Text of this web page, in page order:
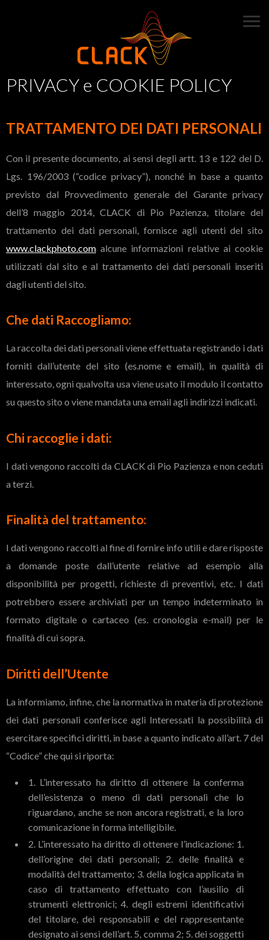
PRIVACY e COOKIE POLICY
TRATTAMENTO DEI DATI PERSONALI
Con il presente documento, ai sensi degli artt. 13 e 122 del D.
Lgs. 196/2003 (“codice privacy”), nonché in base a quanto
previsto dal Provvedimento generale del Garante privacy
dell’8 maggio 2014, CLACK di Pio Pazienza, titolare del
trattamento dei dati personali, fornisce agli utenti del sito
www.clackphoto.com alcune informazioni relative ai cookie
utilizzati dal sito e al trattamento dei dati personali inseriti
dagli utenti del sito.
Che dati Raccogliamo:
La raccolta dei dati personali viene effettuata registrando i dati
forniti dall’utente del sito (es.nome e email), in qualità di
interessato, ogni qualvolta usa viene usato il modulo il contatto
su questo sito o viene mandata una email agli indirizzi indicati.
Chi raccoglie i dati:
I dati vengono raccolti da CLACK di Pio Pazienza e non ceduti
a terzi.
Finalità del trattamento:
I dati vengono raccolti al fine di fornire info utili e dare risposte
a domande poste dall’utente relative ad esempio alla
disponibilità per progetti, richieste di preventivi, etc. I dati
potrebbero essere archiviati per un tempo indeterminato in
formato digitale o cartaceo (es. cronologia e-mail) per le
finalità di cui sopra.
Diritti dell’Utente
La informiamo, infine, che la normativa in materia di protezione
dei dati personali conferisce agli Interessati la possibilità di
esercitare specifici diritti, in base a quanto indicato all’art. 7 del
“Codice” che qui si riporta:
1. L’interessato ha diritto di ottenere la conferma
dell’esistenza o meno di dati personali che lo
riguardano, anche se non ancora registrati, e la loro
comunicazione in forma intelligibile.
2. L’interessato ha diritto di ottenere l’indicazione: 1.
dell’origine dei dati personali; 2. delle finalità e
modalità del trattamento; 3. della logica applicata in
caso di trattamento effettuato con l’ausilio di
strumenti elettronici; 4. degli estremi identificativi
del titolare, dei responsabili e del rappresentante
designato ai sensi dell’art. 5, comma 2; 5. dei soggetti